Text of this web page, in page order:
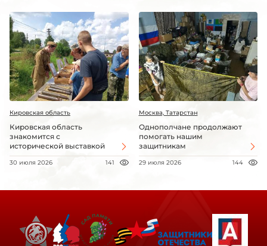
Кировская область
Кировская область
знакомится с
исторической выставкой
30 июля 2026 141
Москва, Татарстан
Однополчане продолжают
помогать нашим
защитникам
29 июля 2026 144